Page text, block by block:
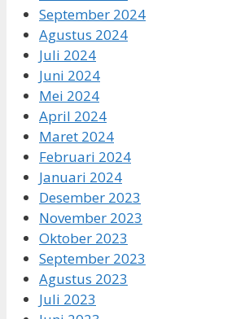
September 2024
Agustus 2024
Juli 2024
Juni 2024
Mei 2024
April 2024
Maret 2024
Februari 2024
Januari 2024
Desember 2023
November 2023
Oktober 2023
September 2023
Agustus 2023
Juli 2023